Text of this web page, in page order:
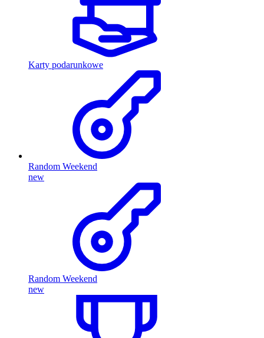
Karty podarunkowe
Random Weekend
new
Random Weekend
new